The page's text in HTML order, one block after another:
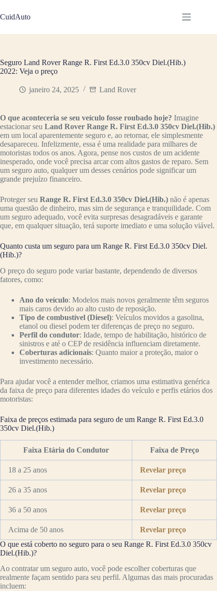
para
o
CuidAuto
Seguro Land Rover Range R. First Ed.3.0 350cv Diel.(Hib.)
2022: Veja o preço
janeiro 24, 2025 Land Rover
O que aconteceria se seu veículo fosse roubado hoje? Imagine
estacionar seu Land Rover Range R. First Ed.3.0 350cv Diel.(Hib.)
em um local aparentemente seguro e, ao retornar, ele simplesmente
desapareceu. Infelizmente, essa é uma realidade para milhares de
motoristas todos os anos. Agora, pense nos custos de um acidente
inesperado, onde você precisa arcar com altos gastos de reparo. Sem
um seguro auto, qualquer um desses cenários pode significar um
grande prejuízo financeiro.
Proteger seu Range R. First Ed.3.0 350cv Diel.(Hib.) não é apenas
uma questão de dinheiro, mas sim de segurança e tranquilidade. Com
um seguro adequado, você evita surpresas desagradáveis e garante
que, em qualquer situação, terá suporte imediato e uma solução viável.
Quanto custa um seguro para um Range R. First Ed.3.0 350cv Diel.
(Hib.)?
O preço do seguro pode variar bastante, dependendo de diversos
fatores, como:
Ano do veículo: Modelos mais novos geralmente têm seguros
mais caros devido ao alto custo de reposição.
Tipo de combustível (Diesel): Veículos movidos a gasolina,
etanol ou diesel podem ter diferenças de preço no seguro.
Perfil do condutor: Idade, tempo de habilitação, histórico de
sinistros e até o CEP de residência influenciam diretamente.
Coberturas adicionais: Quanto maior a proteção, maior o
investimento necessário.
Para ajudar você a entender melhor, criamos uma estimativa genérica
da faixa de preço para diferentes idades do veículo e perfis etários dos
motoristas:
Faixa de preços estimada para seguro de um Range R. First Ed.3.0
350cv Diel.(Hib.)
Faixa Etária do Condutor Faixa de Preço
18 a 25 anos Revelar preço
26 a 35 anos Revelar preço
36 a 50 anos Revelar preço
Acima de 50 anos
Revelar preço
O que está coberto no seguro para o seu Range R. First Ed.3.0 350cv
Diel.(Hib.)?
Ao contratar um seguro auto, você pode escolher coberturas que
realmente façam sentido para seu perfil. Algumas das mais procuradas
incluem: